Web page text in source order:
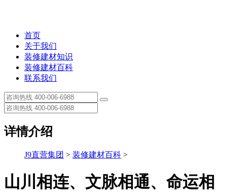
首页
关于我们
装修建材知识
装修建材百科
联系我们
详情介绍
J9直营集团 > 装修建材百科 >
山川相连、文脉相通、命运相